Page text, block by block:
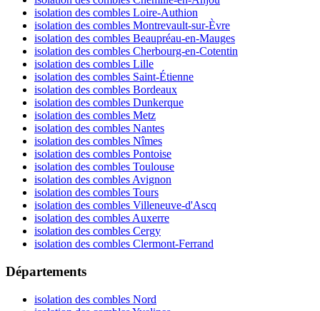
isolation des combles Loire-Authion
isolation des combles Montrevault-sur-Èvre
isolation des combles Beaupréau-en-Mauges
isolation des combles Cherbourg-en-Cotentin
isolation des combles Lille
isolation des combles Saint-Étienne
isolation des combles Bordeaux
isolation des combles Dunkerque
isolation des combles Metz
isolation des combles Nantes
isolation des combles Nîmes
isolation des combles Pontoise
isolation des combles Toulouse
isolation des combles Avignon
isolation des combles Tours
isolation des combles Villeneuve-d'Ascq
isolation des combles Auxerre
isolation des combles Cergy
isolation des combles Clermont-Ferrand
Départements
isolation des combles Nord